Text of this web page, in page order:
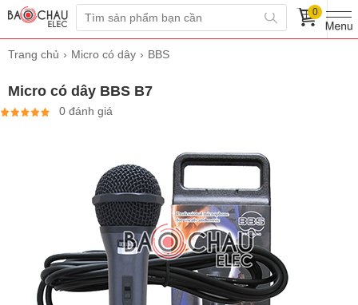
0
Trang chủ Micro có dây BBS
Micro có dây BBS B7
0 đánh giá